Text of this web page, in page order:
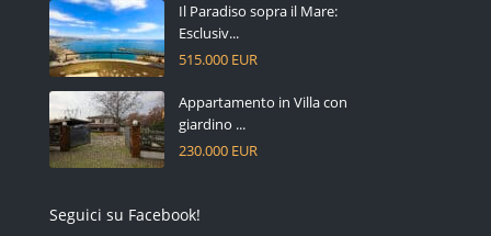
Il Paradiso sopra il Mare:
Esclusiv...
515.000 EUR
Appartamento in Villa con
giardino ...
230.000 EUR
Seguici su Facebook!